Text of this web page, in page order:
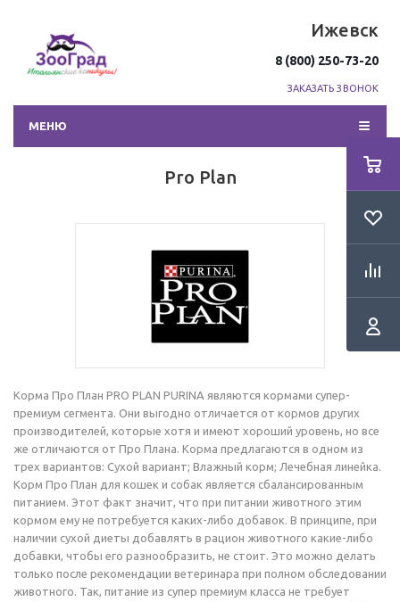
Ижевск
8 (800) 250-73-20
ЗАКАЗАТЬ ЗВОНОК
МЕНЮ
Pro Plan
Корма Про План PRO PLAN PURINA являются кормами супер-
премиум сегмента. Они выгодно отличается от кормов других
производителей, которые хотя и имеют хороший уровень, но все
же отличаются от Про Плана. Корма предлагаются в одном из
трех вариантов: Сухой вариант; Влажный корм; Лечебная линейка.
Корм Про План для кошек и собак является сбалансированным
питанием. Этот факт значит, что при питании животного этим
кормом ему не потребуется каких-либо добавок. В принципе, при
наличии сухой диеты добавлять в рацион животного какие-либо
добавки, чтобы его разнообразить, не стоит. Это можно делать
только после рекомендации ветеринара при полном обследовании
животного. Так, питание из супер премиум класса не требует